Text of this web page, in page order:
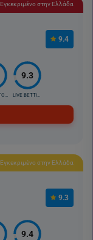
Εγκεκριμένο στην Ελλάδα
9.4
ΕΙΔΙΚΑ ΣΤΟΙΧ.
9.3
LIVE BETTING
Εγκεκριμένο στην Ελλάδα
9.3
9.4